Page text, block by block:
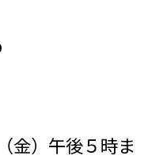
）午後５時ま